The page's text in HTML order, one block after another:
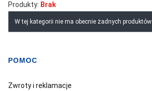
Produkty: Brak
Lista produktów
W tej kategorii nie ma obecnie żadnych produktów
Linki w stopce
POMOC
Zwroty i reklamacje